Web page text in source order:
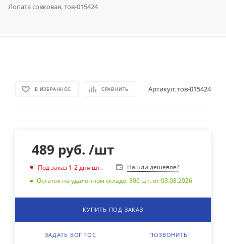
Лопата совковая, тов-015424
В ИЗБРАННОЕ СРАВНИТЬ Артикул:тов-015424
489 руб. /шт
Под заказ 1-2 дня шт.
Нашли дешевле?
Остаток на удаленном складе: 306 шт. от 03.08.2026
КУПИТЬ ПОД ЗАКАЗ
ЗАДАТЬ ВОПРОС ПОЗВОНИТЬ